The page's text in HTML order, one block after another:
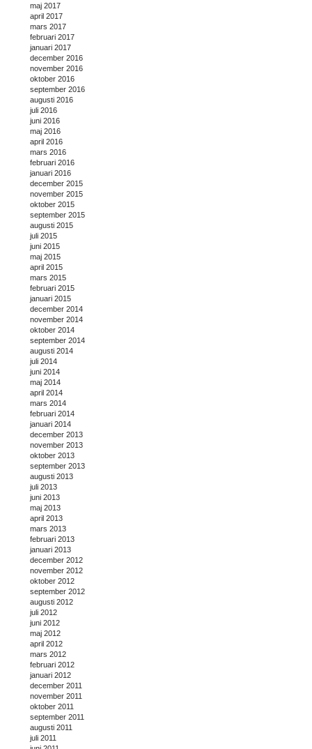
maj 2017
april 2017
mars 2017
februari 2017
januari 2017
december 2016
november 2016
oktober 2016
september 2016
augusti 2016
juli 2016
juni 2016
maj 2016
april 2016
mars 2016
februari 2016
januari 2016
december 2015
november 2015
oktober 2015
september 2015
augusti 2015
juli 2015
juni 2015
maj 2015
april 2015
mars 2015
februari 2015
januari 2015
december 2014
november 2014
oktober 2014
september 2014
augusti 2014
juli 2014
juni 2014
maj 2014
april 2014
mars 2014
februari 2014
januari 2014
december 2013
november 2013
oktober 2013
september 2013
augusti 2013
juli 2013
juni 2013
maj 2013
april 2013
mars 2013
februari 2013
januari 2013
december 2012
november 2012
oktober 2012
september 2012
augusti 2012
juli 2012
juni 2012
maj 2012
april 2012
mars 2012
februari 2012
januari 2012
december 2011
november 2011
oktober 2011
september 2011
augusti 2011
juli 2011